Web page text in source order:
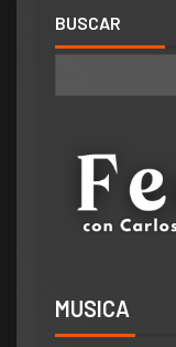
BUSCAR
MUSICA